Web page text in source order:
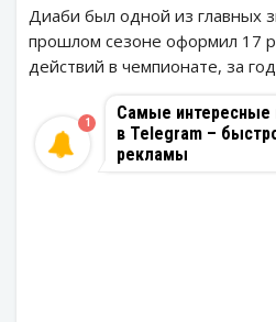
Диаби был одной из главных
прошлом сезоне оформил 17
действий в чемпионате, за
Самые интересные
в Telegram –
рекламы
1